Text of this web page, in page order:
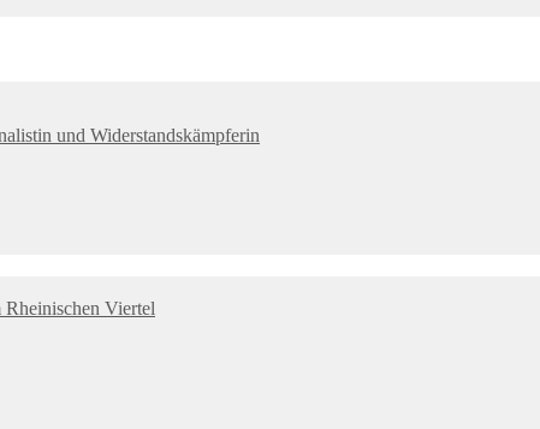
und Widerstandskämpferin
Rheinischen Viertel